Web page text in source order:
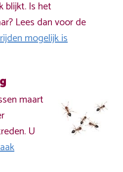
blijkt. Is het
Lees dan voor de
mogelijk is
maart
U